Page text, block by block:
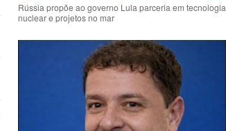
Rússia propõe ao governo Lula parceria em tecnologia
nuclear e projetos no mar